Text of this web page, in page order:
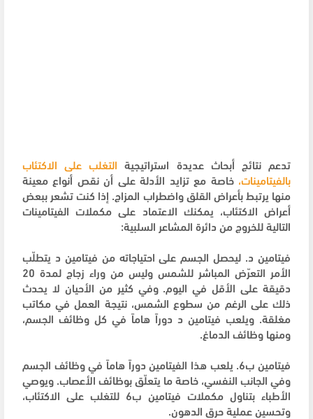
تدعم نتائج أبحاث عديدة استراتيجية التغلب على الاكتئاب
بالفيتامينات، خاصة مع تزايد الأدلة على أن نقص أنواع معينة
منها يرتبط بأعراض القلق واضطراب المزاج. إذا كنت تشعر ببعض
أعراض الاكتئاب، يمكنك الاعتماد على مكملات الفيتامينات
التالية للخروج من دائرة المشاعر السلبية:
فيتامين د. ليحصل الجسم على احتياجاته من فيتامين د يتطلّب
الأمر التعرّض المباشر للشمس وليس من وراء زجاج لمدة 20
دقيقة على الأقل في اليوم. وفي كثير من الأحيان لا يحدث
ذلك على الرغم من سطوع الشمس، نتيجة العمل في مكاتب
مغلقة. ويلعب فيتامين د دوراً هاماً في كل وظائف الجسم،
ومنها وظائف الدماغ.
فيتامين ب6. يلعب هذا الفيتامين دوراً هاماً في وظائف الجسم
وفي الجانب النفسي، خاصة ما يتعلّق بوظائف الأعصاب. ويوصي
الأطباء بتناول مكملات فيتامين ب6 للتغلب على الاكتئاب،
وتحسين عملية حرق الدهون.